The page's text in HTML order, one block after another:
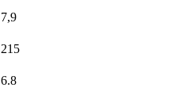
7,9
215
6.8